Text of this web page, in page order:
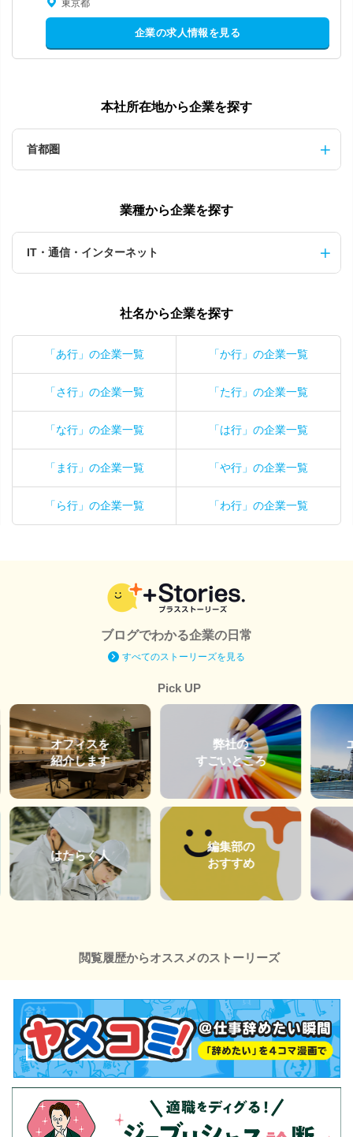
東京都
企業の求人情報を見る
本社所在地から企業を探す
首都圏
業種から企業を探す
IT・通信・インターネット
社名から企業を探す
「あ行」の企業一覧 「か行」の企業一覧
「さ行」の企業一覧 「た行」の企業一覧
「な行」の企業一覧 「は行」の企業一覧
「ま行」の企業一覧 「や行」の企業一覧
「ら行」の企業一覧 「わ行」の企業一覧
ブログでわかる企業の日常
すべてのストーリーズを見る
Pick UP
オフィスを
紹介します
はたらく人
弊社の
すごいところ
編集部の
おすすめ
閲覧履歴からオススメのストーリーズ